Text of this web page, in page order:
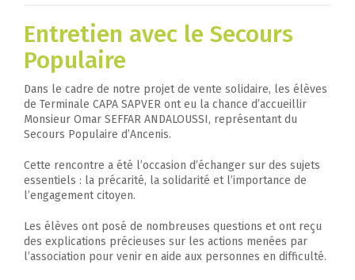
Entretien avec le Secours
Populaire
Dans le cadre de notre projet de vente solidaire, les élèves
de Terminale CAPA SAPVER ont eu la chance d’accueillir
Monsieur Omar SEFFAR ANDALOUSSI, représentant du
Secours Populaire d’Ancenis.
Cette rencontre a été l’occasion d’échanger sur des sujets
essentiels : la précarité, la solidarité et l’importance de
l’engagement citoyen.
Les élèves ont posé de nombreuses questions et ont reçu
des explications précieuses sur les actions menées par
l’association pour venir en aide aux personnes en difficulté.